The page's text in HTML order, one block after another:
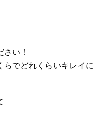
い！
らでどれくらいキレイに